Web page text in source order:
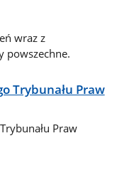
wraz z
powszechne.
Trybunału Praw
Praw